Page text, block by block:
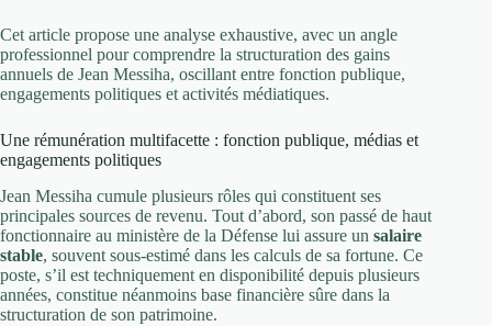
Cet article propose une analyse exhaustive, avec un angle
professionnel pour comprendre la structuration des gains
annuels de Jean Messiha, oscillant entre fonction publique,
engagements politiques et activités médiatiques.
Une rémunération multifacette : fonction publique, médias et
engagements politiques
Jean Messiha cumule plusieurs rôles qui constituent ses
principales sources de revenu. Tout d’abord, son passé de haut
fonctionnaire au ministère de la Défense lui assure un salaire
stable, souvent sous-estimé dans les calculs de sa fortune. Ce
poste, s’il est techniquement en disponibilité depuis plusieurs
années, constitue néanmoins base financière sûre dans la
structuration de son patrimoine.